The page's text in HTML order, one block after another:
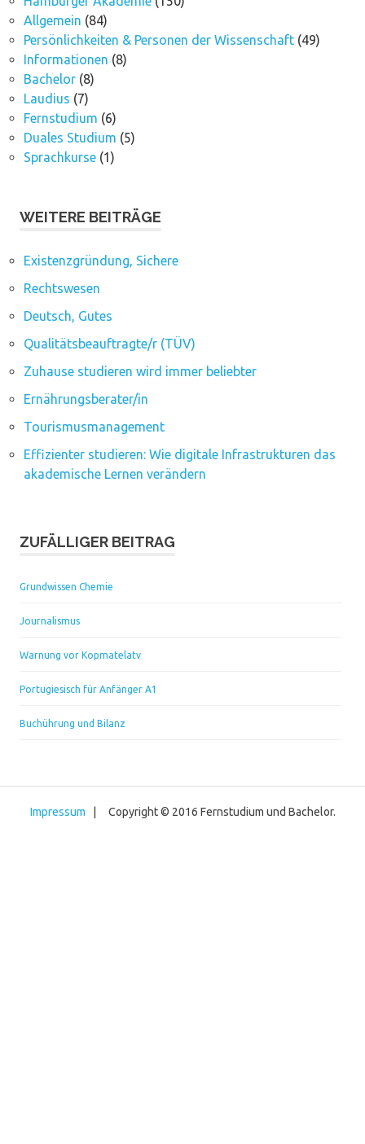
Allgemein (84)
Persönlichkeiten & Personen der Wissenschaft(49)
Informationen (8)
Bachelor(8)
Laudius (7)
Fernstudium (6)
Duales Studium (5)
Sprachkurse(1)
WEITERE BEITRÄGE
Existenzgründung, Sichere
Rechtswesen
Deutsch, Gutes
Qualitätsbeauftragte/r (TÜV)
Zuhause studieren wird immer beliebter
Ernährungsberater/in
Tourismusmanagement
Effizienter studieren: Wie digitale Infrastrukturen das
akademische Lernen verändern
ZUFÄLLIGER BEITRAG
Grundwissen Chemie
Journalismus
Warnung vor Kopmatelatv
Portugiesisch für Anfänger A1
Buchührung und Bilanz
Impressum | Copyright © 2016 Fernstudium und Bachelor.